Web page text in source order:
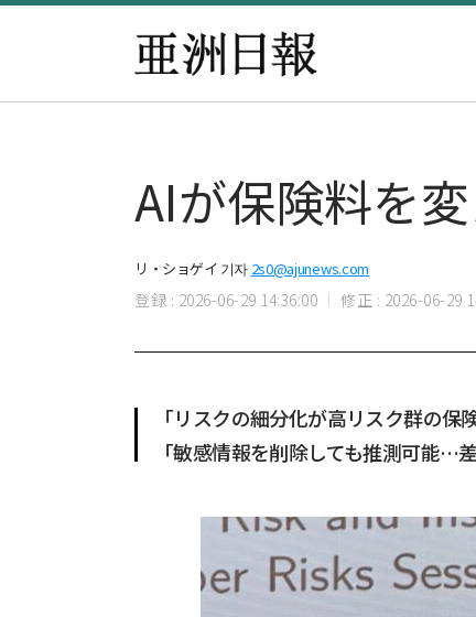
AIが保険料を
リ・ショゲイ 기자 2s0@ajunews.com
登録 : 2026-06-29 14:36:00 修正 : 2026-06-29
「リスクの細分化が高リスク群の保
「敏感情報を削除しても推測可能…